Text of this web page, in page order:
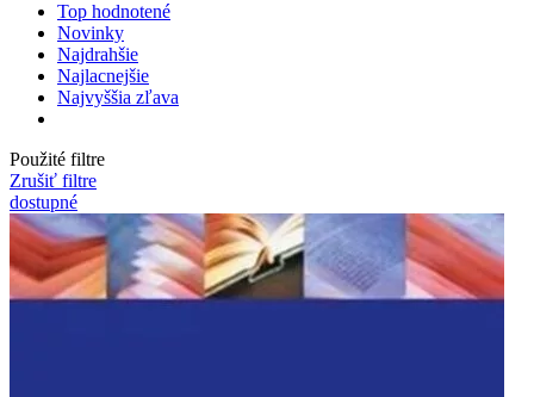
Top hodnotené
Novinky
Najdrahšie
Najlacnejšie
Najvyššia zľava
Použité filtre
Zrušiť filtre
dostupné